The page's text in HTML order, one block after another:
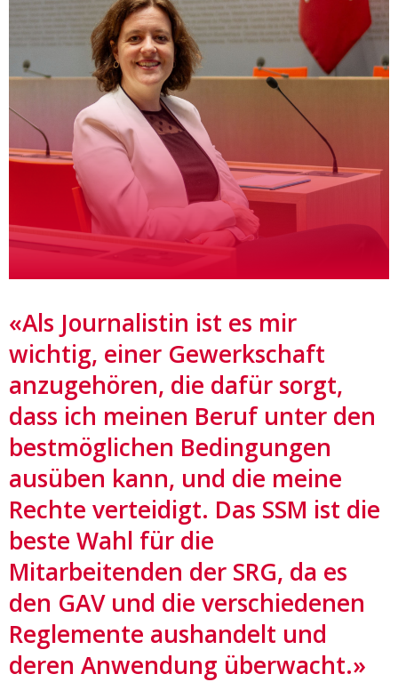
«Als Journalistin ist es mir
wichtig, einer Gewerkschaft
anzugehören, die dafür sorgt,
dass ich meinen Beruf unter den
bestmöglichen Bedingungen
ausüben kann, und die meine
Rechte verteidigt. Das SSM ist die
beste Wahl für die
Mitarbeitenden der SRG, da es
den GAV und die verschiedenen
Reglemente aushandelt und
deren Anwendung überwacht.»